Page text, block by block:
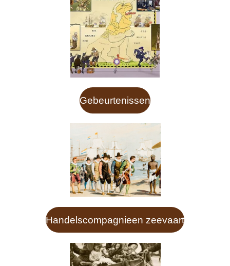
Gebeurtenissen
Handelscompagnieen zeevaart